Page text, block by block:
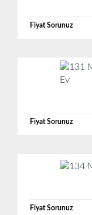
Fiyat Sorunuz
Fiyat Sorunuz
Fiyat Sorunuz